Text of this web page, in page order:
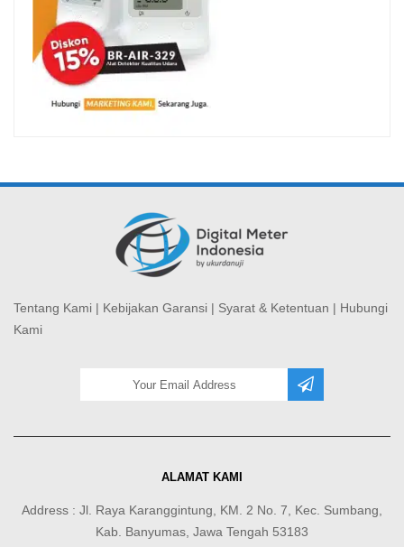
Tentang Kami | Kebijakan Garansi | Syarat & Ketentuan | Hubungi
Kami
ALAMAT KAMI
Address : Jl. Raya Karanggintung, KM. 2 No. 7, Kec. Sumbang,
Kab. Banyumas, Jawa Tengah 53183